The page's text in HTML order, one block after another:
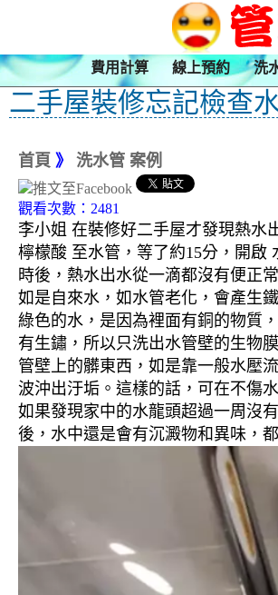
費用計算 線上預約 洗
二手屋裝修忘記檢查
首頁 》 洗水管 案例
觀看次數：2481
李小姐 在裝修好二手屋才發現熱水
檸檬酸 至水管，等了約15分，開啟
時後，熱水出水從一滴都沒有便正
如是自來水，如水管老化，會產生
綠色的水，是因為裡面有銅的物質
有生鏽，所以只洗出水管壁的生物膜
管壁上的髒東西，如是靠一般水壓
波沖出汙垢。這樣的話，可在不傷
如果發現家中的水龍頭超過一周沒
後，水中還是會有沉澱物和異味，